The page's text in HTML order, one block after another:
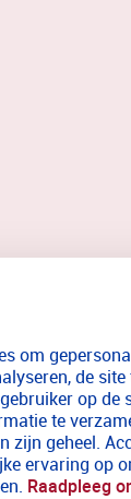
om
de site
op de
te
zijn geheel.
ervaring op
Raadpleeg